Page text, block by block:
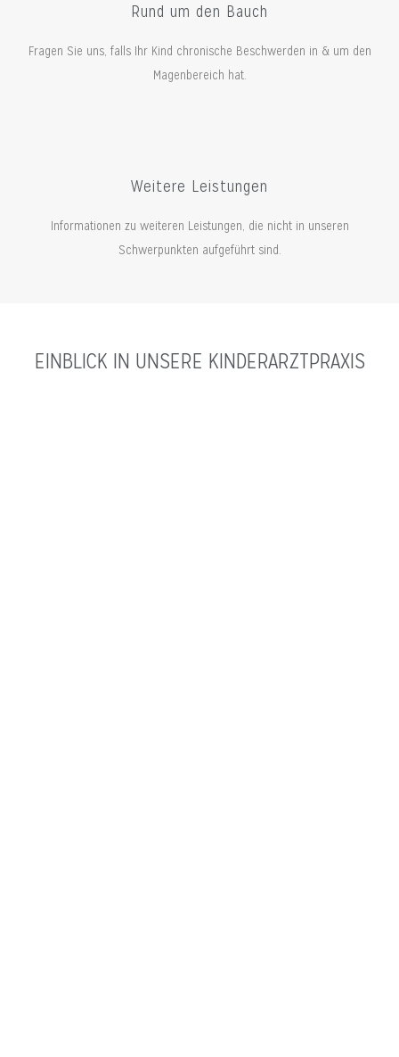
Rund um den Bauch
Fragen Sie uns, falls Ihr Kind chronische Beschwerden in & um den
Magenbereich hat.
Weitere Leistungen
Informationen zu weiteren Leistungen, die nicht in unseren
Schwerpunkten aufgeführt sind.
EINBLICK IN UNSERE KINDERARZTPRAXIS